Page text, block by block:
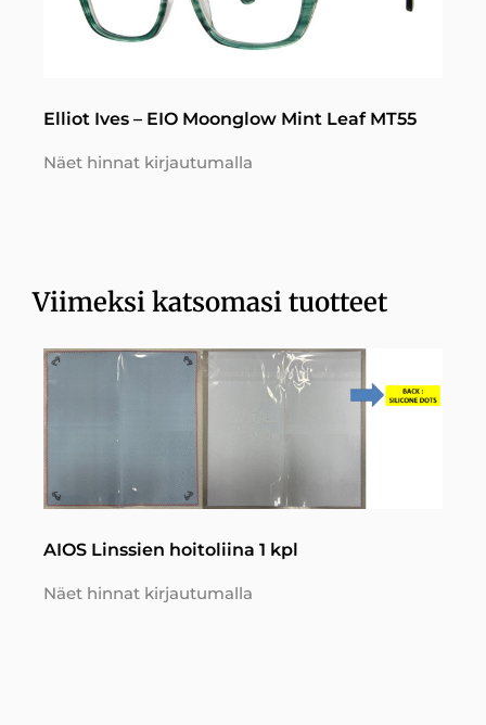
Elliot Ives – EIO Moonglow Mint Leaf MT55
Näet hinnat kirjautumalla
Viimeksi katsomasi tuotteet
AIOS Linssien hoitoliina 1 kpl
Näet hinnat kirjautumalla